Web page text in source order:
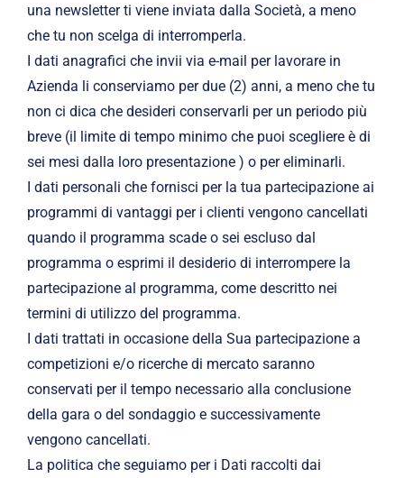
una newsletter ti viene inviata dalla Società, a meno
che tu non scelga di interromperla.
I dati anagrafici che invii via e-mail per lavorare in
Azienda li conserviamo per due (2) anni, a meno che tu
non ci dica che desideri conservarli per un periodo più
breve (il limite di tempo minimo che puoi scegliere è di
sei mesi dalla loro presentazione ) o per eliminarli.
I dati personali che fornisci per la tua partecipazione ai
programmi di vantaggi per i clienti vengono cancellati
quando il programma scade o sei escluso dal
programma o esprimi il desiderio di interrompere la
partecipazione al programma, come descritto nei
termini di utilizzo del programma.
I dati trattati in occasione della Sua partecipazione a
competizioni e/o ricerche di mercato saranno
conservati per il tempo necessario alla conclusione
della gara o del sondaggio e successivamente
vengono cancellati.
La politica che seguiamo per i Dati raccolti dai